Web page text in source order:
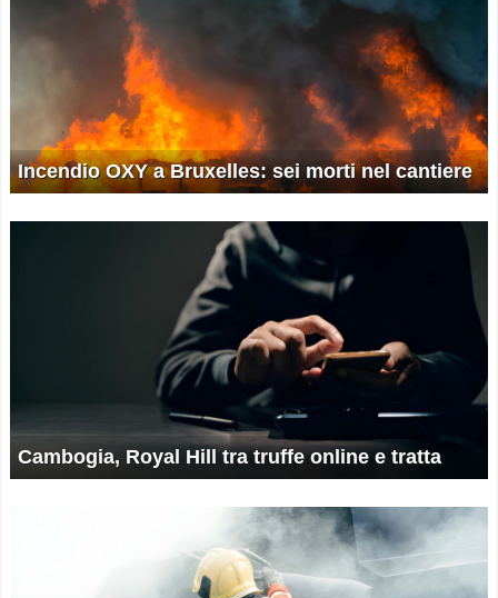
Incendio OXY a Bruxelles: sei morti nel cantiere
Cambogia, Royal Hill tra truffe online e tratta